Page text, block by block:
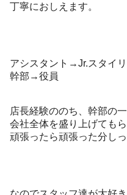
丁寧におしえます。
アシスタント→Jr.スタイ
幹部→役員
店長経験ののち、幹部の
会社全体を盛り上げても
頑張ったら頑張った分し